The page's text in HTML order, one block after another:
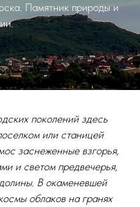
Памятник природы и
поколений здесь
или станицей
заснеженные взгорья,
и светом предвечерья,
В окаменевшей
облаков на гранях